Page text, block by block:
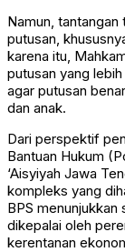
Namun,
putusan,
karena itu,
putusan yang
agar putusan
dan anak.
Dari perspektif
Bantuan Hukum
‘Aisyiyah Jawa
kompleks yang
BPS menunjukkan
dikepalai oleh
kerentanan